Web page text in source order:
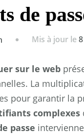
de
Mis à jour le
sur le web
La
pour garantir la
complexes
passe